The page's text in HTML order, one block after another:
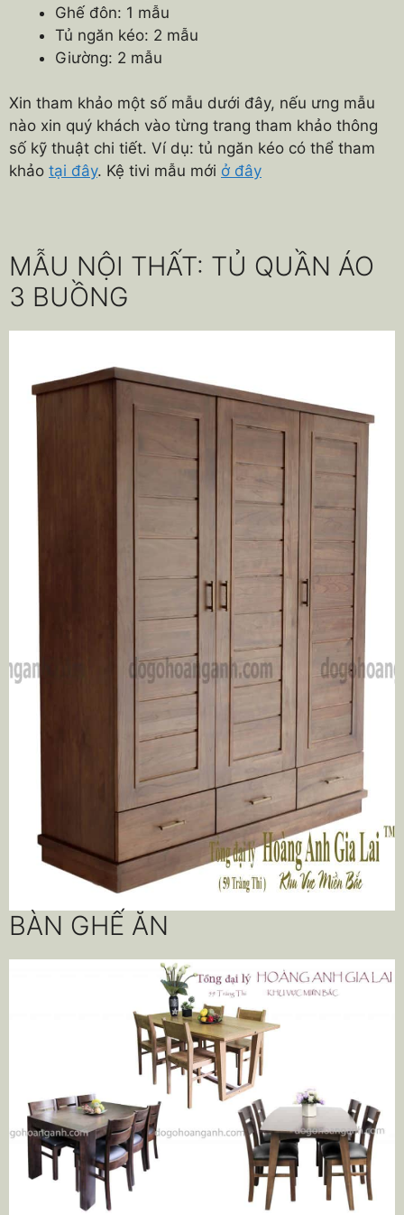
Ghế đôn: 1 mẫu
Tủ ngăn kéo: 2 mẫu
Giường: 2 mẫu
Xin tham khảo một số mẫu dưới đây, nếu ưng mẫu
nào xin quý khách vào từng trang tham khảo thông
số kỹ thuật chi tiết. Ví dụ: tủ ngăn kéo có thể tham
khảo tại đây. Kệ tivi mẫu mới ở đây
MẪU NỘI THẤT: TỦ QUẦN ÁO
3 BUỒNG
BÀN GHẾ ĂN